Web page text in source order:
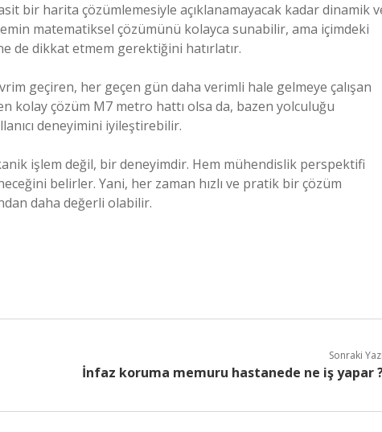
bir harita çözümlemesiyle açıklanamayacak kadar dinamik
matematiksel çözümünü kolayca sunabilir, ama içimdeki
de dikkat etmem gerektiğini hatırlatır.
geçiren, her geçen gün daha verimli hale gelmeye çalışan
kolay çözüm M7 metro hattı olsa da, bazen yolculuğu
deneyimini iyileştirebilir.
işlem değil, bir deneyimdir. Hem mühendislik perspektifi
belirler. Yani, her zaman hızlı ve pratik bir çözüm
daha değerli olabilir.
Sonraki
İnfaz koruma memuru hastanede ne iş yapar